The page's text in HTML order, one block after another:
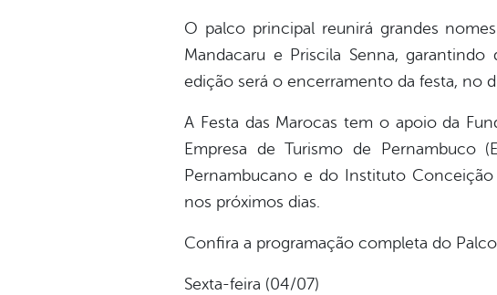
O palco principal reunirá grandes
Mandacaru e Priscila Senna,
edição será o encerramento da festa, no
A Festa das Marocas tem o apoio da
Empresa de Turismo de Pernambuco
Pernambucano e do Instituto
nos próximos dias.
Confira a programação completa do
Sexta-feira (04/07)